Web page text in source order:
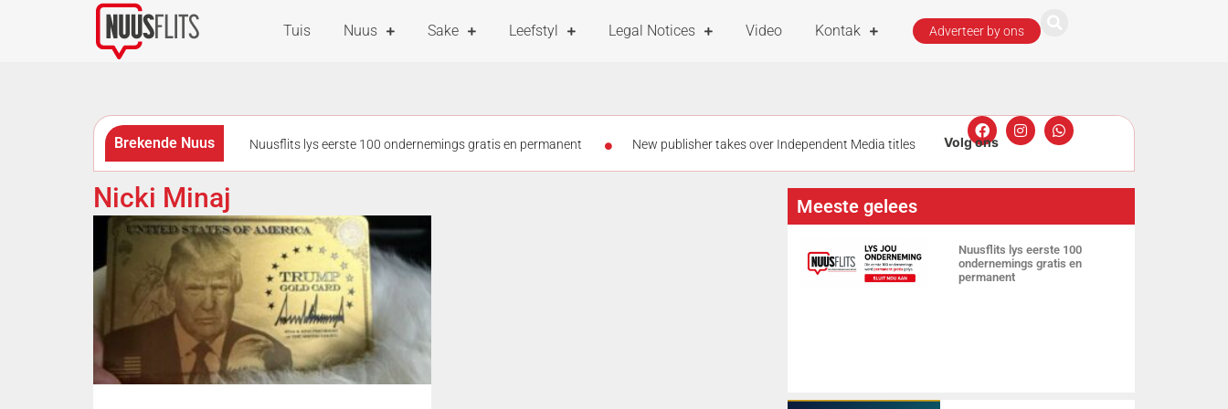
Tuis Nuus Sake Leefstyl Legal Notices Video Kontak Adverteer by ons
Brekende Nuus Nuusflits lys eerste 100 ondernemings gratis en permanent New publisher takes over Independent Media titles
geskiet en gesteek tydens rooftog op kleinhoewe Meer as die helfte van eNCA se personeel moontlik deur
afleggings geraak Vermiste kind by skool opgespoor – in ander pleegsorg geplaas
Nicki Minaj Meeste gelees
Nuusflits lys eerste 100
ondernemings gratis en
permanent